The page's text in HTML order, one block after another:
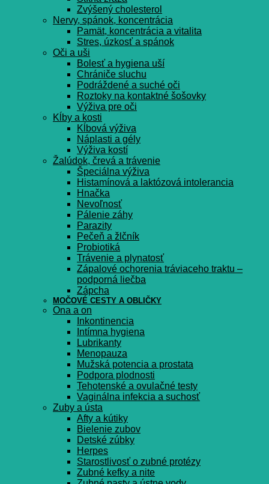
Zvýšený cholesterol
Nervy, spánok, koncentrácia
Pamät, koncentrácia a vitalita
Stres, úzkosť a spánok
Oči a uši
Bolesť a hygiena uší
Chrániče sluchu
Podráždené a suché oči
Roztoky na kontaktné šošovky
Výživa pre oči
Kĺby a kosti
Kĺbová výživa
Náplasti a gély
Výživa kostí
Žalúdok, črevá a trávenie
Špeciálna výživa
Histamínová a laktózová intolerancia
Hnačka
Nevoľnosť
Pálenie záhy
Parazity
Pečeň a žlčník
Probiotiká
Trávenie a plynatosť
Zápalové ochorenia tráviaceho traktu –
podporná liečba
Zápcha
MOČOVÉ CESTY A OBLIČKY
Ona a on
Inkontinencia
Intímna hygiena
Lubrikanty
Menopauza
Mužská potencia a prostata
Podpora plodnosti
Tehotenské a ovulačné testy
Vaginálna infekcia a suchosť
Zuby a ústa
Afty a kútiky
Bielenie zubov
Detské zúbky
Herpes
Starostlivosť o zubné protézy
Zubné kefky a nite